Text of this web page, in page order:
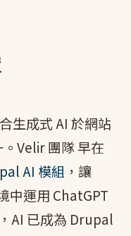
生成式 AI 於網站
Velir 團隊 早在
AI 模組 ，讓
中運用 ChatGPT
AI 已成為 Drupal